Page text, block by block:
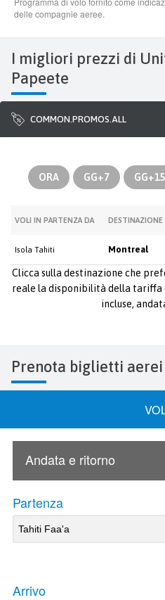
I migliori prezzi di United Airlines da
Papeete
COMMON.PROMOS.ALL
ORA GG+7 GG+15
VOLI IN PARTENZA DA DESTINAZIONE
Isola Tahiti Montreal
Clicca sulla destinazione che
reale la disponibilità della tariffa
incluse,
Prenota biglietti